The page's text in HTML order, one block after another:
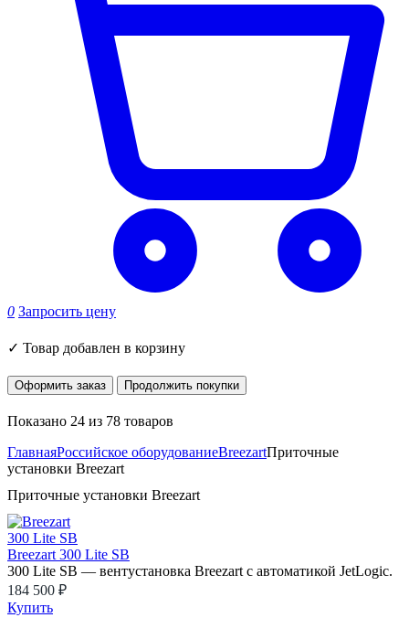
0 Запросить цену
✓ Товар добавлен в корзину
Оформить заказ Продолжить покупки
Показано 24 из 78 товаров
ГлавнаяРоссийское оборудованиеBreezartПриточные
установки Breezart
Приточные установки Breezart
Breezart 300 Lite SB
300 Lite SB — вентустановка Breezart с автоматикой JetLogic.
184 500 ₽
Купить